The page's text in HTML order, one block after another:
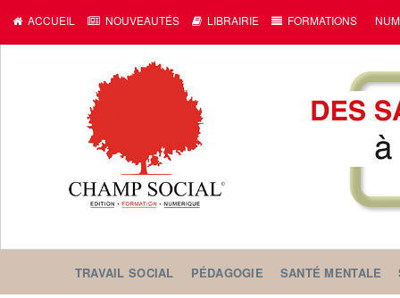
ACCUEIL NOUVEAUTÉS LIBRAIRIE FORMATIONS
TRAVAIL SOCIAL PÉDAGOGIE SANTÉ MENTALE